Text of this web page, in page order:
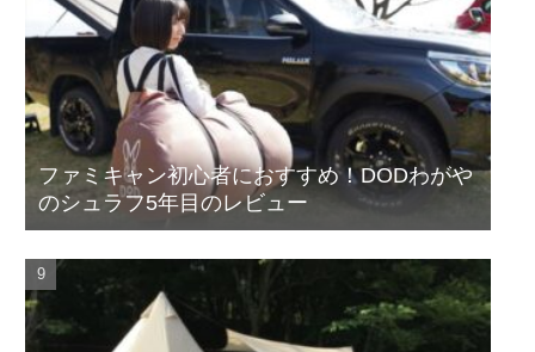
ファミキャン初心者におすすめ！DODわがや
のシュラフ5年目のレビュー